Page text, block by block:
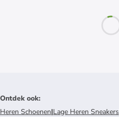
Ontdek ook:
Heren Schoenen|Lage Heren Sneakers